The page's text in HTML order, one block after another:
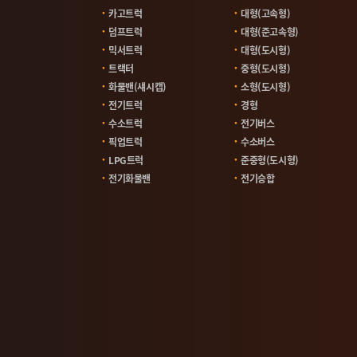
카고트럭
덤프트럭
믹서트럭
트랙터
화물밴(섀시캡)
전기트럭
수소트럭
픽업트럭
LPG트럭
전기화물밴
대형(고속형)
대형(준고속형)
대형(도시형)
중형(도시형)
소형(도시형)
경형
전기버스
수소버스
준중형(도시형)
전기승합